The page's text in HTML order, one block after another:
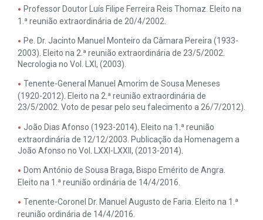
Professor Doutor Luís Filipe Ferreira Reis Thomaz. Eleito na
1.ª reunião extraordinária de 20/4/2002.
Pe. Dr. Jacinto Manuel Monteiro da Câmara Pereira (1933-
2003). Eleito na 2.ª reunião extraordinária de 23/5/2002.
Necrologia no Vol. LXI, (2003).
Tenente-General Manuel Amorim de Sousa Meneses
(1920-2012). Eleito na 2.ª reunião extraordinária de
23/5/2002. Voto de pesar pelo seu falecimento a 26/7/2012).
João Dias Afonso (1923-2014). Eleito na 1.ª reunião
extraordinária de 12/12/2003. Publicação da Homenagem a
João Afonso no Vol. LXXI-LXXII, (2013-2014).
Dom António de Sousa Braga, Bispo Emérito de Angra.
Eleito na 1.ª reunião ordinária de 14/4/2016.
Tenente-Coronel Dr. Manuel Augusto de Faria. Eleito na 1.ª
reunião ordinária de 14/4/2016.